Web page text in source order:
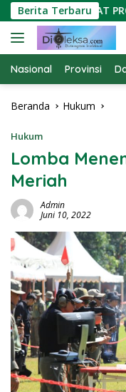
Langsung
ke
konten
Berita Terbaru
PERKUAT
Nasional Provinsi
Beranda Hukum
Hukum
Lomba
Meriah
Admin
Juni 10, 2022